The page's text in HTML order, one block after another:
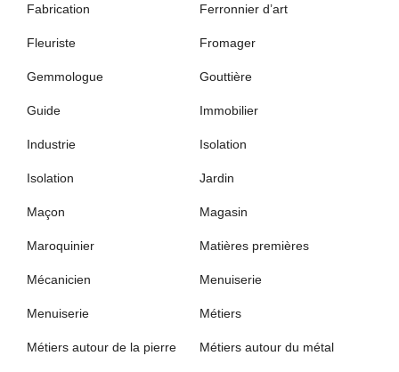
Fabrication Ferronnier d’art
Fleuriste Fromager
Gemmologue Gouttière
Guide Immobilier
Industrie Isolation
Isolation Jardin
Maçon Magasin
Maroquinier Matières premières
Mécanicien Menuiserie
Menuiserie Métiers
Métiers autour de la pierre Métiers autour du métal